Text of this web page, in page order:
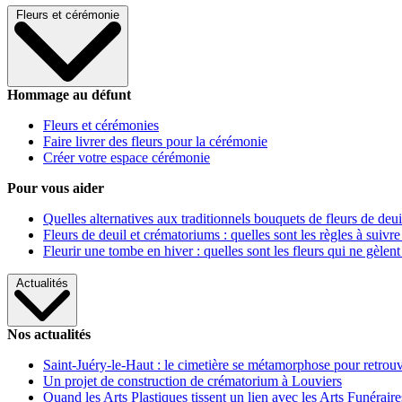
Fleurs et cérémonie
Hommage au défunt
Fleurs et cérémonies
Faire livrer des fleurs pour la cérémonie
Créer votre espace cérémonie
Pour vous aider
Quelles alternatives aux traditionnels bouquets de fleurs de
Fleurs de deuil et crématoriums : quelles sont les règles à
Fleurir une tombe en hiver : quelles sont les fleurs qui ne gèlent
Actualités
Nos actualités
Saint-Juéry-le-Haut : le cimetière se métamorphose pour
Un projet de construction de crématorium à Louviers
Quand les Arts Plastiques tissent un lien avec les Arts